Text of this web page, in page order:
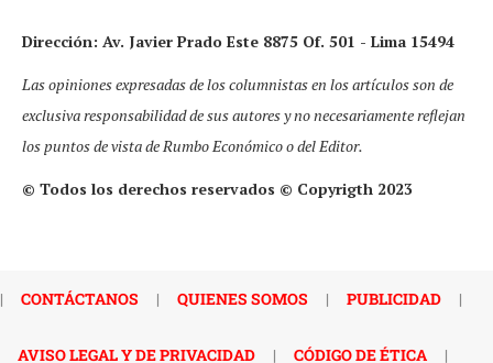
Dirección: Av. Javier Prado Este 8875 Of. 501 - Lima 15494
Las opiniones expresadas de los columnistas en los artículos son de
exclusiva responsabilidad de sus autores y no necesariamente reflejan
los puntos de vista de Rumbo Económico o del Editor.
© Todos los derechos reservados © Copyrigth 2023
| CONTÁCTANOS | QUIENES SOMOS | PUBLICIDAD |
AVISO LEGAL Y DE PRIVACIDAD | CÓDIGO DE ÉTICA |